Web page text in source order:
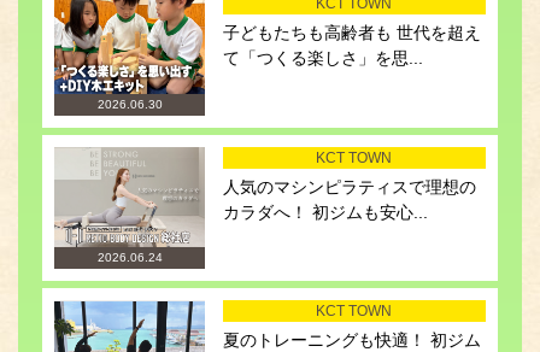
2026.06.30
KCT TOWN
子どもたちも高齢者も 世代を超え
て「つくる楽しさ」を思...
2026.06.24
KCT TOWN
人気のマシンピラティスで理想の
カラダへ！ 初ジムも安心...
KCT TOWN
夏のトレーニングも快適！ 初ジム